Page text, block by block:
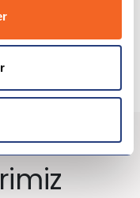
Mimarlık,
ve Tasarım